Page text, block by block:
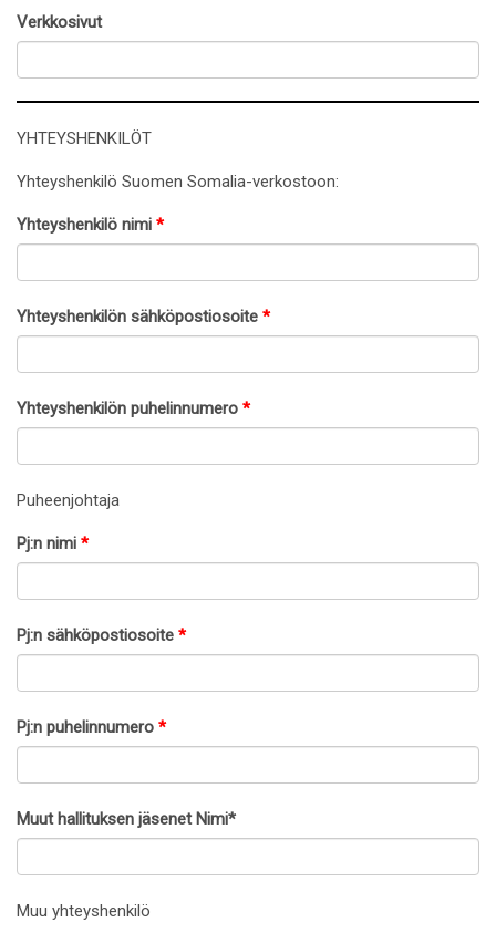
Verkkosivut
YHTEYSHENKILÖT
Yhteyshenkilö Suomen Somalia-verkostoon:
Yhteyshenkilö nimi *
Yhteyshenkilön sähköpostiosoite *
Yhteyshenkilön puhelinnumero *
Puheenjohtaja
Pj:n nimi *
Pj:n sähköpostiosoite *
Pj:n puhelinnumero *
Muut hallituksen jäsenet Nimi*
Muu yhteyshenkilö